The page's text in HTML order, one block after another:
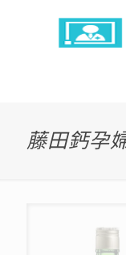
藤田鈣孕